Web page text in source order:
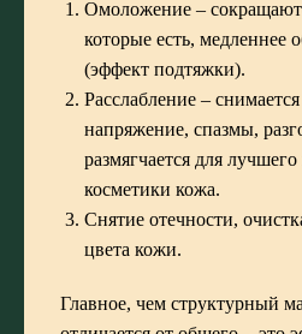
Омоложение –
которые есть, медленнее
(эффект подтяжки).
Расслабление –
напряжение, спазмы,
размягчается для
косметики кожа.
Снятие отечности,
цвета кожи.
Главное, чем структурный